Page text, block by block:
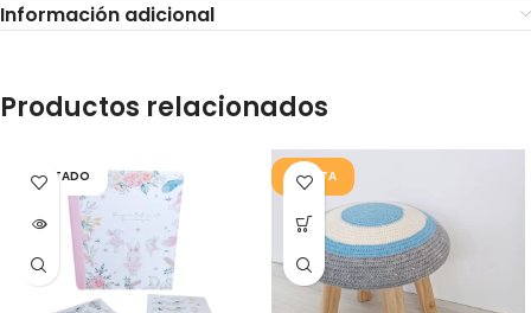
Información adicional
Productos relacionados
AGOTADO OFERTA